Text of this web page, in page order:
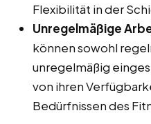
Flexibilität in der
Unregelmäßige
können sowohl
unregelmäßig
von ihren
Bedürfnissen des